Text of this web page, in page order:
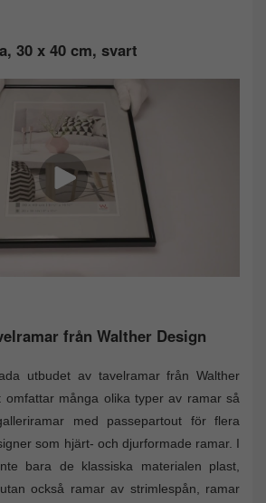
30 x 40 cm, svart
från Walther Design
utbudet av tavelramar från Walther
omfattar många olika typer av ramar så
med passepartout för flera
som hjärt- och djurformade ramar. I
bara de klassiska materialen plast,
också ramar av strimlespån, ramar